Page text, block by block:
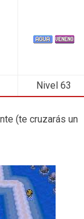
Nivel 63
(te cruzarás un